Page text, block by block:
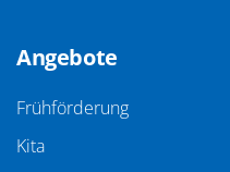
Angebote
Frühförderung
Kita